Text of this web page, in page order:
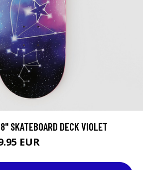
SKATEBOARD DECK VIOLET
EUR